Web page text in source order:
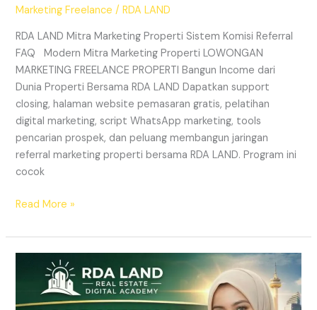
Marketing Freelance /RDA LAND
RDA LAND Mitra Marketing Properti Sistem Komisi Referral
FAQ Modern Mitra Marketing Properti LOWONGAN
MARKETING FREELANCE PROPERTI Bangun Income dari
Dunia Properti Bersama RDA LAND Dapatkan support
closing, halaman website pemasaran gratis, pelatihan
digital marketing, script WhatsApp marketing, tools
pencarian prospek, dan peluang membangun jaringan
referral marketing properti bersama RDA LAND. Program ini
cocok
Read More »
REKRUTMEN
MARKETING
FREELANCE